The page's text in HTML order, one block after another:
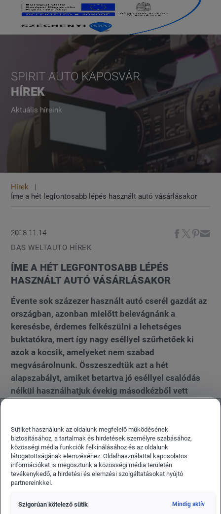
SPIRIT AUTO KAPOSVÁR
HÍREK
Aktuális híreink
Hírek
Íme a hét legfontosabb lépés használt autó vásárlásakor
2018.11.14.
DAS WELTAUTO HÍREK
ÍME A HÉT LEGFONTOSABB LÉPÉS
HASZNÁLT AUTÓ VÁSÁRLÁSAKOR
Évente sok százezer használt autó cserél gazdát az
országban, azonban mielőtt belevágnánk a
keresésbe, érdemes felkészülni a lehetséges
buktatókra, mert így nagy eséllyel szűrhetőek ki
azok a kocsik, amelyeket nem szabad
megvásárolnunk. Összeszedtük azt a hét
alapszabályt, amiket betartva jó eséllyel csalódás
nélkül használhatjuk évekig másodkézből vett
Sütiket használunk az oldalunk megfelelő működésének
biztosításához, a tartalmak és hirdetések személyre szabásához,
közösségi média funkciók felkínálásához és az oldalunk
látogatottságának elemzéséhez. Oldalhasználattal kapcsolatos
információkat is megosztunk a közösségi média területén
tevékenykedő, a hirdetési és elemzési szolgáltatásokat nyújtó
partnereinkkel.
Szigorúan kötelező sütik Mindig aktív